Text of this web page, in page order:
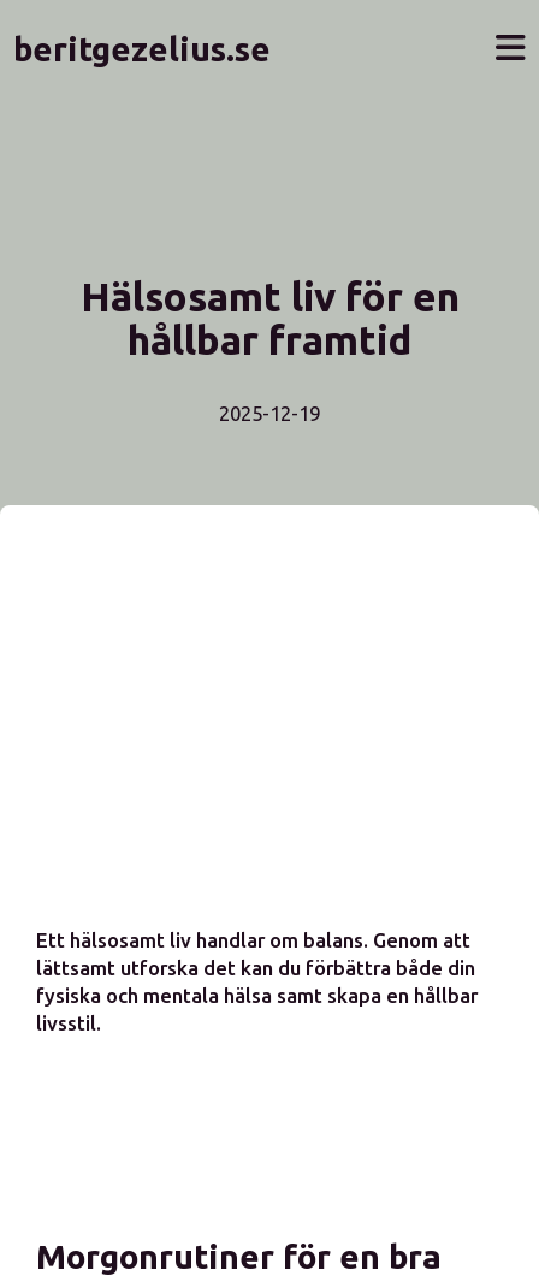
beritgezelius.se
Hälsosamt liv för en
hållbar framtid
2025-12-19
Ett hälsosamt liv handlar om balans. Genom att
lättsamt utforska det kan du förbättra både din
fysiska och mentala hälsa samt skapa en hållbar
livsstil.
Morgonrutiner för en bra